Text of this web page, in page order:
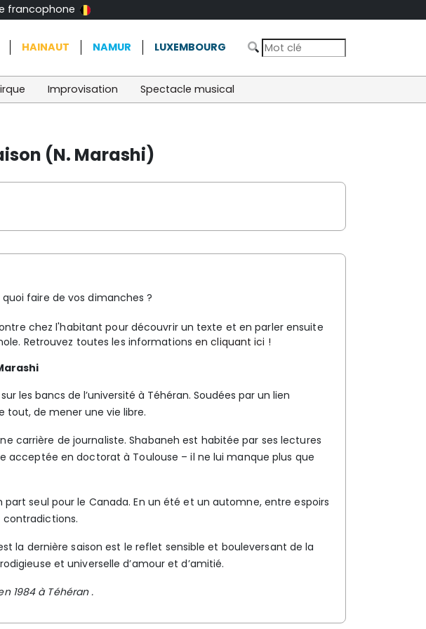
francophone
HAINAUT NAMUR LUXEMBOURG
Improvisation Spectacle musical
(N. Marashi)
faire de vos dimanches ?
chez l'habitant pour découvrir un texte et en parler ensuite
Retrouvez toutes les informations en cliquant ici !
les bancs de l’université à Téhéran. Soudées par un lien
tout, de mener une vie libre.
carrière de journaliste. Shabaneh est habitée par ses lectures
acceptée en doctorat à Toulouse – il ne lui manque plus que
seul pour le Canada. En un été et un automne, entre espoirs
la dernière saison est le reflet sensible et bouleversant de la
et universelle d’amour et d’amitié.
1984 à Téhéran .